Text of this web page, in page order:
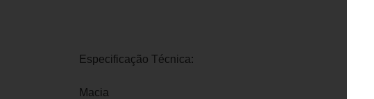
Especificação Técnica:
Macia